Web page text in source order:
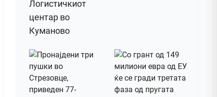
Логистичкиот
центар во
Куманово